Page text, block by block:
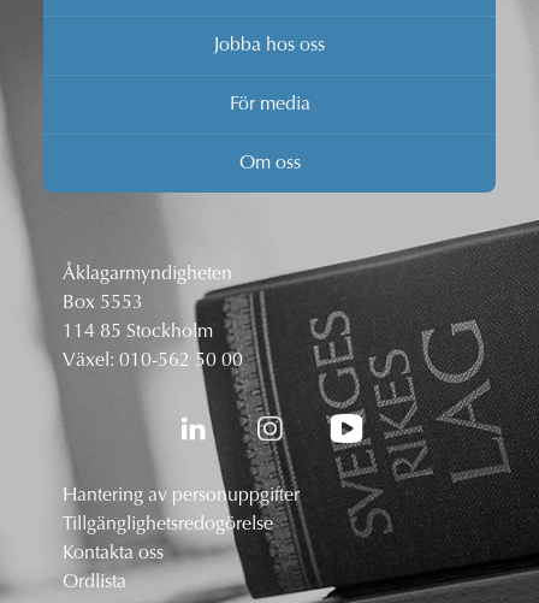
Jobba hos oss
För media
Om oss
Åklagarmyndigheten
Box 5553
114 85 Stockholm
Växel: 010-562 50 00
Hantering av personuppgifter
Tillgänglighetsredogörelse
Kontakta oss
Ordlista